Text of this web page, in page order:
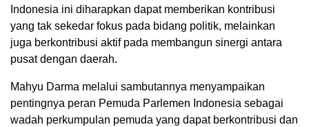
Indonesia ini diharapkan dapat memberikan kontribusi
yang tak sekedar fokus pada bidang politik, melainkan
juga berkontribusi aktif pada membangun sinergi antara
pusat dengan daerah.
Mahyu Darma melalui sambutannya menyampaikan
pentingnya peran Pemuda Parlemen Indonesia sebagai
wadah perkumpulan pemuda yang dapat berkontribusi dan